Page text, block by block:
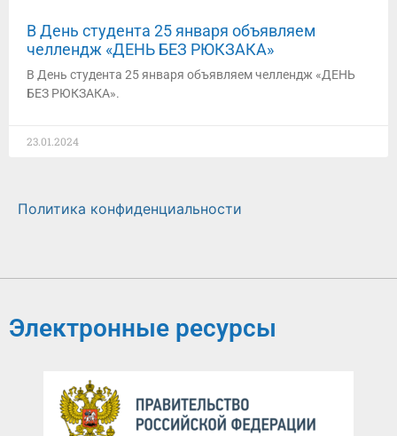
В День студента 25 января объявляем
челлендж «ДЕНЬ БЕЗ РЮКЗАКА»
В День студента 25 января объявляем челлендж «ДЕНЬ
БЕЗ РЮКЗАКА».
23.01.2024
Политика конфиденциальности
Электронные ресурсы